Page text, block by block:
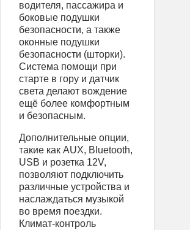
водителя, пассажира и
боковые подушки
безопасности, а также
оконные подушки
безопасности (шторки).
Система помощи при
старте в гору и датчик
света делают вождение
ещё более комфортным
и безопасным.
Дополнительные опции,
такие как AUX, Bluetooth,
USB и розетка 12V,
позволяют подключить
различные устройства и
наслаждаться музыкой
во время поездки.
Климат-контроль